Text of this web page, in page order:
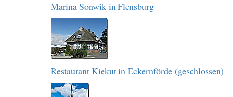
Marina Sonwik in Flensburg
Restaurant Kiekut in Eckernförde (geschlossen)